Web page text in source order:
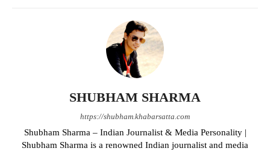
SHUBHAM SHARMA
https://shubham.khabarsatta.com
Shubham Sharma – Indian Journalist & Media Personality |
Shubham Sharma is a renowned Indian journalist and media